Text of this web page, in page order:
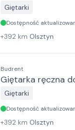
Giętarki
Dostępność
+392 km Olsztyn
Budrent
Giętarka ręczna
Giętarki
Dostępność
+392 km Olsztyn